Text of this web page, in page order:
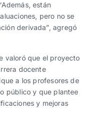
están
pero no se
derivada”, agregó
valoró que el proyecto
docente
a los profesores de
público y que plantee
y mejoras